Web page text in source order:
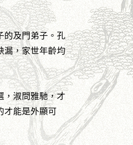
的及門弟子。孔
漏，家世年齡均
，淑問雅馳，才
才能是外顯可